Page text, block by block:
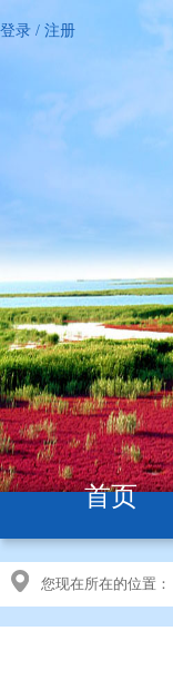
登录 / 注册
首页
您现在所在的位置：